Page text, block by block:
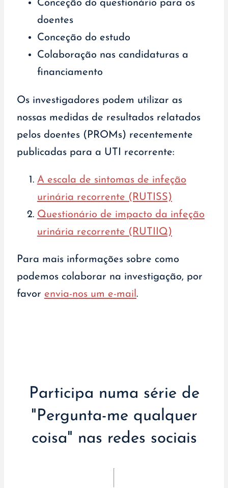
Conceção do questionário para os
doentes
Conceção do estudo
Colaboração nas candidaturas a
financiamento
Os investigadores podem utilizar as
nossas medidas de resultados relatados
pelos doentes (PROMs) recentemente
publicadas para a UTI recorrente:
A escala de sintomas de infeção
urinária recorrente (RUTISS)
Questionário de impacto da infeção
urinária recorrente (RUTIIQ)
Para mais informações sobre como
podemos colaborar na investigação, por
favor envia-nos um e-mail.
Participa numa série de
"Pergunta-me qualquer
coisa" nas redes sociais